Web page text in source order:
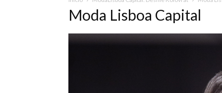
Moda Lisboa Capital